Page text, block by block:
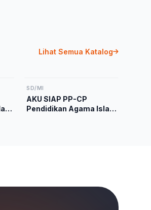
Lihat Semua Katalog
SD/MI
AKU SIAP PP-CP
Pendidikan Agama Islam